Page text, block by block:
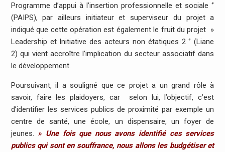
Programme d’appui à l’insertion professionnelle et sociale ‘’
(PAIPS), par ailleurs initiateur et superviseur du projet a
indiqué que cette opération est également le fruit du projet »
Leadership et Initiative des acteurs non étatiques 2 ‘’ (Liane
2) qui vient accroître l’implication du secteur associatif dans
le développement.
Poursuivant, il a souligné que ce projet a un grand rôle à
savoir, faire les plaidoyers, car selon lui, l’objectif, c’est
d’identifier les services publics de proximité par exemple un
centre de santé, une école, un dispensaire, un foyer de
jeunes. » Une fois que nous avons identifié ces services
publics qui sont en souffrance, nous allons les budgétiser et